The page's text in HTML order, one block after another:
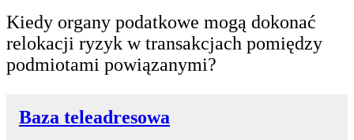
Kiedy organy podatkowe mogą dokonać
relokacji ryzyk w transakcjach pomiędzy
podmiotami powiązanymi?
Baza teleadresowa